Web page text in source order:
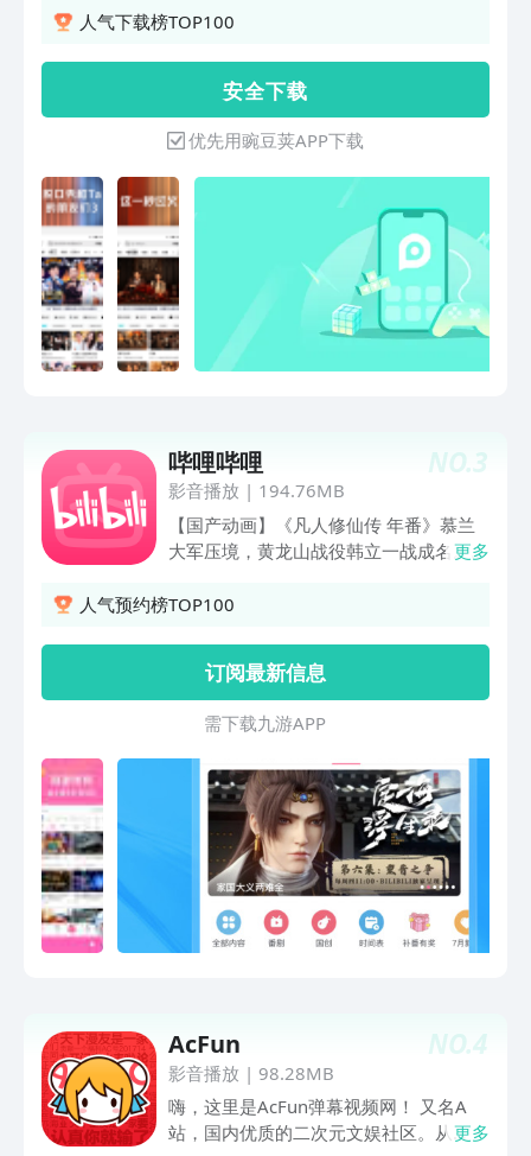
豪蓝盈莹临危受命，硬核演习燃爆逆袭
生，揭秘失踪真相《蝉》法内狂徒极致博
弈！钟楚曦吴镇宇郑云龙烧脑狼人杀《地
球超新鲜 第2季》地球厨王大赛！刘宇宁
宋茜堵上尊严一战，孙红雷郭京飞藏锅偷
油都不省心；地球团全员cos法国宫廷装
扮，继承者之战打响！舞蹈比拼李乃文大
劈叉被拖走，林一王玉雯竟是母子？《一
饭封神 第2季》回归！风云再起，原班人
马全新赛制，残酷比拼下谁能晋级？剧毒
石头鱼下锅，见手青登场，爆浆烤羊眼惊
呆谢霆锋！不看头衔只看厨艺，世界名厨
为晋级拼了！《心动的信号 第9季》恋综
讯视频！何广智回归，瞿颖舌战小四爷全
场爆笑。《开始推理吧 第4季》动物塑副
本上线！推团秉烛夜话恐怖怪谈，下一秒
天降“残肢”，刘宇宁大惊失色嗷嗷叫，章
若楠吓得跳进金靖怀里！张凌赫、丁程
鑫、周柯宇表情包大赏可爱值超标！《寒
掀“寒战”狂潮，吴彦祖、刘俊谦正邪对
决，权斗天花板再升级！《10间敢死
队》喜剧人绝境笑对人生，绝症患者组队
实现遗愿清单《今晚正好》马思纯、陈昊
2》国漫神番回归，暑期必看！《完美世
界·剧场版》黑暗大劫降下，仙古终章，
悲壮奏响！《谷雨街后巷》穿过现实的迷
宫，欢迎光临“谷雨街后巷”。《南戏》民
国乱世迷局，一尊玉佛头牵出兄弟相杀的
宿命。《盲盒》人性盲盒善恶两面！五段
人生，每次开启都是隐藏款 《吾凰在上
之凤御四方》现代少女误入玄机界，觉醒
生未婚，500万遗产谁来继承？相伴18年
未领证的老伴病危《大唐少年天行传》猫
女夜行琵琶自燃，长安城怪事一件接一
件，四个少年侦探这就开查！【意见反
馈】如遇问题或者有好的建议，欢迎加入
人气下载榜TOP100
安 全 下 载
优先用豌豆荚APP下载
NO.3
哔哩哔哩
影音播放 | 194.76MB
【国产动画】《凡人修仙传 年番》慕兰
大军压境，黄龙山战役韩立一战成名。
荡风云。《将夜》永夜将至，拔刀向天。
记忆，去创造你想要的结局吧！《成也萧
河》学霸游戏恋爱两不误。【番剧动画】
成为勇者拯救世界，才是惩罚真正的开
始，《判处勇者刑》正在热播！轻松快乐
又隐有酸涩，像极了青春！《正相反的你
与我》甜蜜上映中！变身骑士拯救世界，
《假面骑士ZZZ》任务继续！还有海量精
彩番剧内容等着你，快来与小伙伴们一同
观看吧！！【电影】《消失的人》热播
中，居民楼离奇案件谁才是幕后真凶！
《寒战1994》热播中，顶配港星阵容，
包出处，一起尖叫吧！《猪猪侠大电影之
竞速小英雄》热播中，猪猪侠开飞车啦！
【电视剧】《昭阳公主》独播中！寒门学
子李宏毅意外与公主孔雪儿一夜春风后却
更多
人气预约榜TOP100
订阅最新信息
需 下 载 九 游 A P P
NO.4
AcFun
影音播放 | 98.28MB
嗨，这里是AcFun弹幕视频网！ 又名A
站，国内优质的二次元文娱社区。从更多